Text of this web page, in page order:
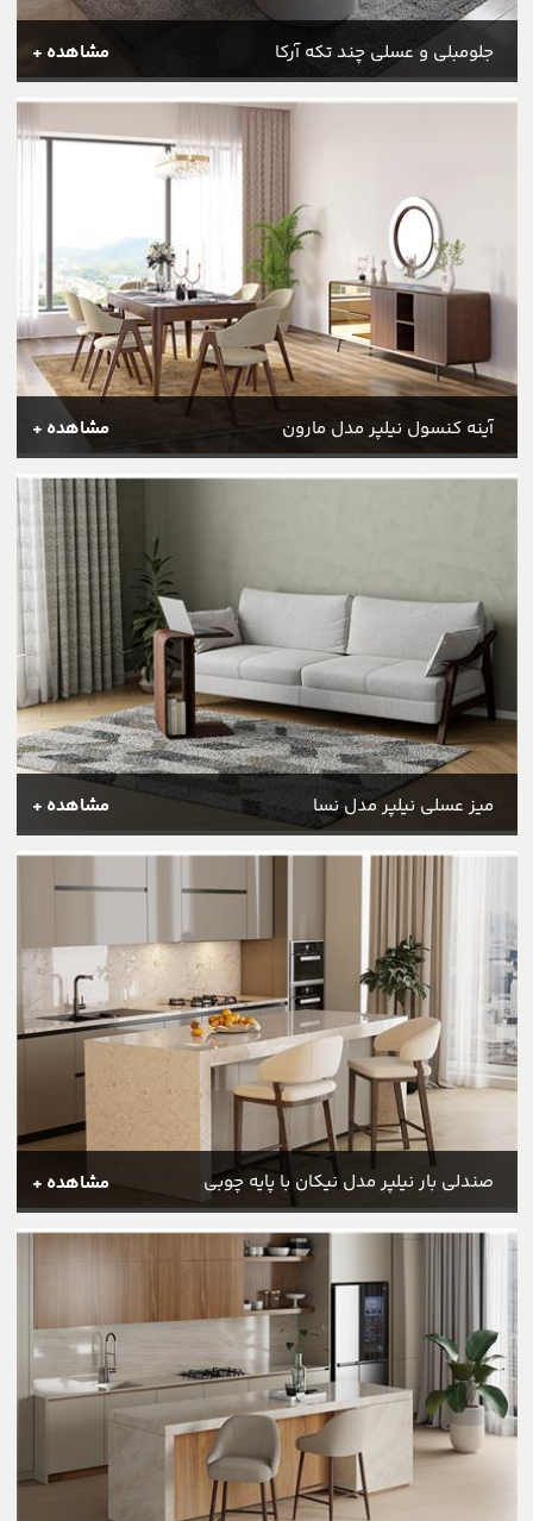
مشاهده + جلومبلی و عسلی چند تکه آرکا
مشاهده + آینه کنسول نیلپر مدل مارون
مشاهده + میز عسلی نیلپر مدل نسا
مشاهده + صندلی بار نیلپر مدل نیکان با پایه چوبی